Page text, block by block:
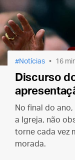
Notícias 16
Discurso
No final do
a Igreja, não
torne cada vez
morada.